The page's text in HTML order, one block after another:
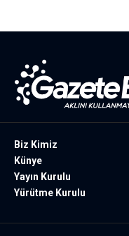
Biz Kimiz
Künye
Yayın Kurulu
Yürütme Kurulu